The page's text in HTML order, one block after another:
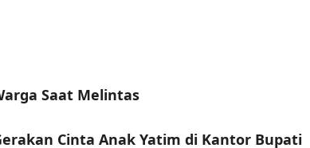
Saat Melintas
Cinta Anak Yatim di Kantor Bupati